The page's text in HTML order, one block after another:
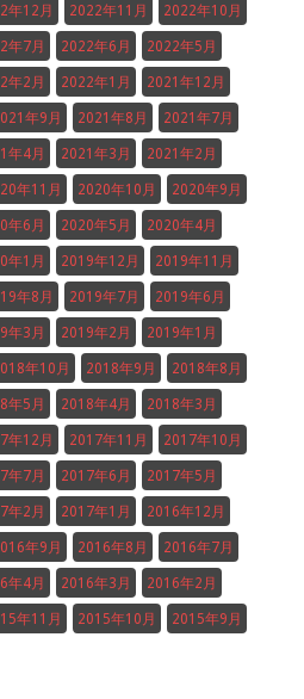
年12月 2022年11月 2022年10月
年7月 2022年6月 2022年5月
年2月 2022年1月 2021年12月
年9月 2021年8月 2021年7月
年4月 2021年3月 2021年2月
年11月 2020年10月 2020年9月
年6月 2020年5月 2020年4月
年1月 2019年12月 2019年11月
年8月 2019年7月 2019年6月
年3月 2019年2月 2019年1月
年10月 2018年9月 2018年8月
年5月 2018年4月 2018年3月
年12月 2017年11月 2017年10月
年7月 2017年6月 2017年5月
年2月 2017年1月 2016年12月
年9月 2016年8月 2016年7月
年4月 2016年3月 2016年2月
年11月 2015年10月 2015年9月